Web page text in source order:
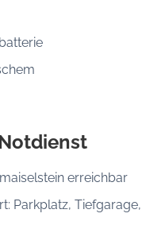
erreichbar
Parkplatz, Tiefgarage,